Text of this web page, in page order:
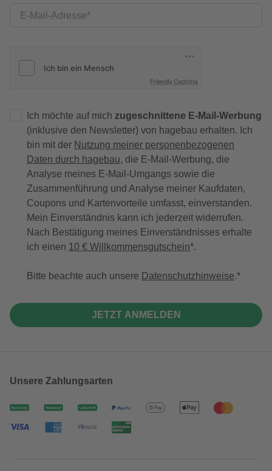
E-Mail-Adresse
Friendly Captcha
Ich möchte auf mich zugeschnittene E-Mail-Werbung
(inklusive den Newsletter) von hagebau erhalten. Ich
bin mit der Nutzung meiner personenbezogenen
Daten durch hagebau, die E-Mail-Werbung, die
Analyse meines E-Mail-Umgangs sowie die
Zusammenführung und Analyse meiner Kaufdaten,
Coupons und Kartenvorteile umfasst, einverstanden.
Mein Einverständnis kann ich jederzeit widerrufen.
Nach Bestätigung meines Einverständnisses erhalte
ich einen 10 € Willkommensgutschein*.
Bitte beachte auch unsere Datenschutzhinweise.
JETZT ANMELDEN
Unsere Zahlungsarten